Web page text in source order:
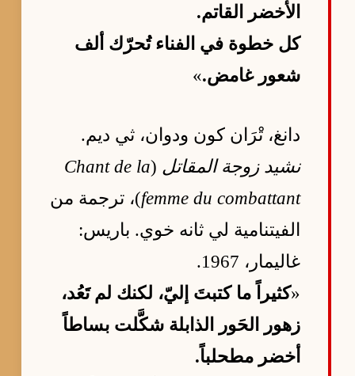
الأخضر القاتم.
كل خطوة في الفناء تُحرّك ألف
شعور غامض.»
دانغ، تْرَان كون ودوان، ثي ديم.
نشيد زوجة المقاتل (
Chant de la
femme du combattant)، ترجمة من
الفيتنامية لي ثانه خوي. باريس:
غاليمار، 1967.
«كثيراً ما كتبتَ إليّ، لكنك لم تَعُد،
زهور الحَور الذابلة شكَّلت بساطاً
أخضر مطحلباً.